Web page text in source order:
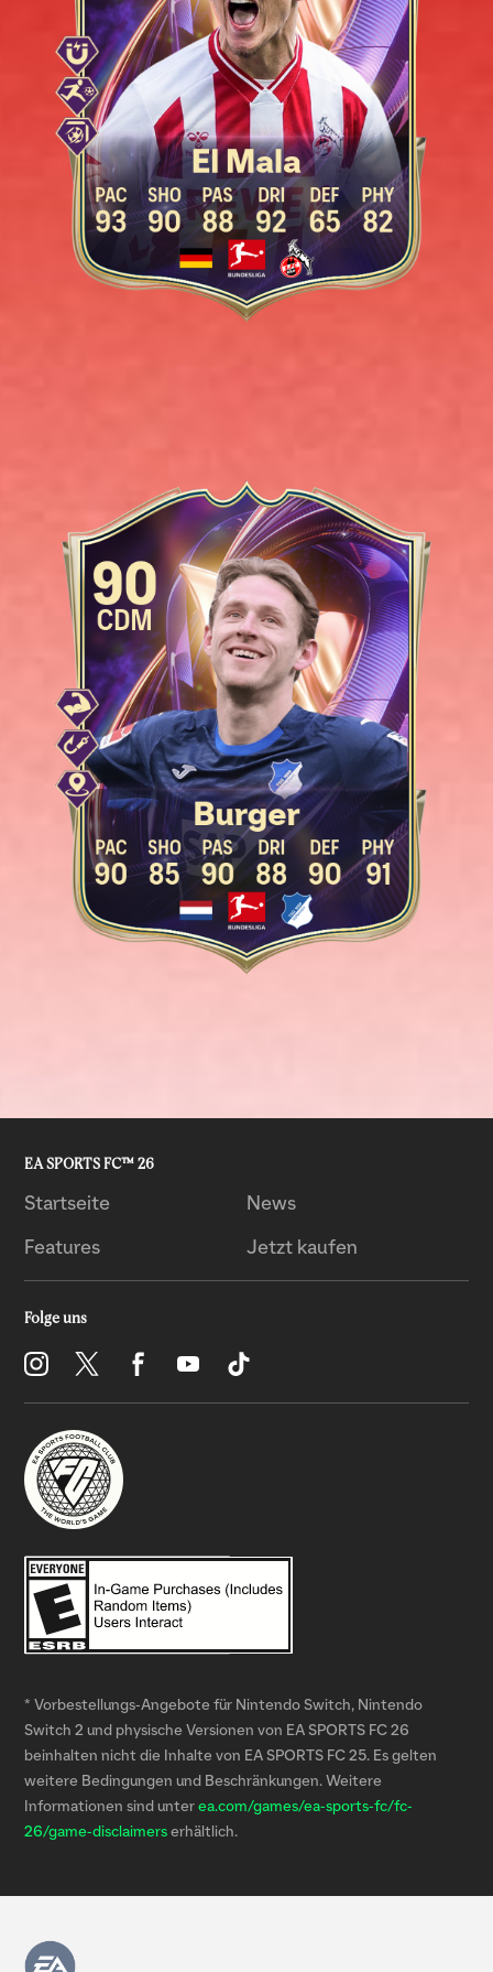
* Vorbestellungs-Angebote für Nintendo Switch, Nintendo
Switch 2 und physische Versionen von EA SPORTS FC 26
beinhalten nicht die Inhalte von EA SPORTS FC 25. Es gelten
weitere Bedingungen und Beschränkungen. Weitere
Informationen sind unter ea.com/games/ea-sports-fc/fc-
26/game-disclaimers erhältlich.